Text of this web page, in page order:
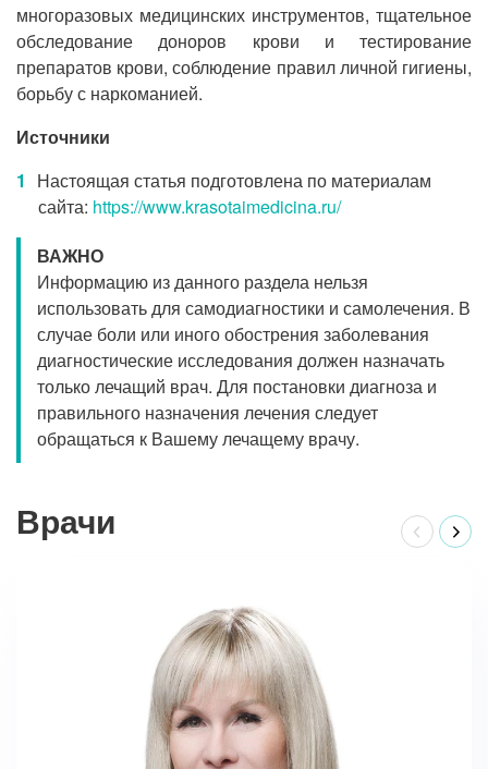
многоразовых медицинских инструментов, тщательное
обследование доноров крови и тестирование
препаратов крови, соблюдение правил личной гигиены,
борьбу с наркоманией.
Источники
Настоящая статья подготовлена по материалам
сайта: https://www.krasotaimedicina.ru/
ВАЖНО
Информацию из данного раздела нельзя
использовать для самодиагностики и самолечения. В
случае боли или иного обострения заболевания
диагностические исследования должен назначать
только лечащий врач. Для постановки диагноза и
правильного назначения лечения следует
обращаться к Вашему лечащему врачу.
Врачи